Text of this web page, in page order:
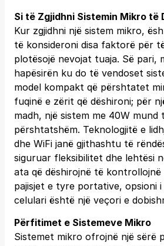
Si të Zgjidhni Sistemin Mikro të
Kur zgjidhni një sistem mikro,
të konsideroni disa faktorë për
plotësojë nevojat tuaja. Së pari,
hapësirën ku do të vendoset
model kompakt që përshtatet
fuqinë e zërit që dëshironi; për
madh, një sistem me 40W mund
përshtatshëm. Teknologjitë e
dhe WiFi janë gjithashtu të
siguruar fleksibilitet dhe lehtësi
ata që dëshirojnë të kontrollojnë
pajisjet e tyre portative, opsioni
celulari është një veçori e
Përfitimet e Sistemeve Mikro
Sistemet mikro ofrojnë një sërë